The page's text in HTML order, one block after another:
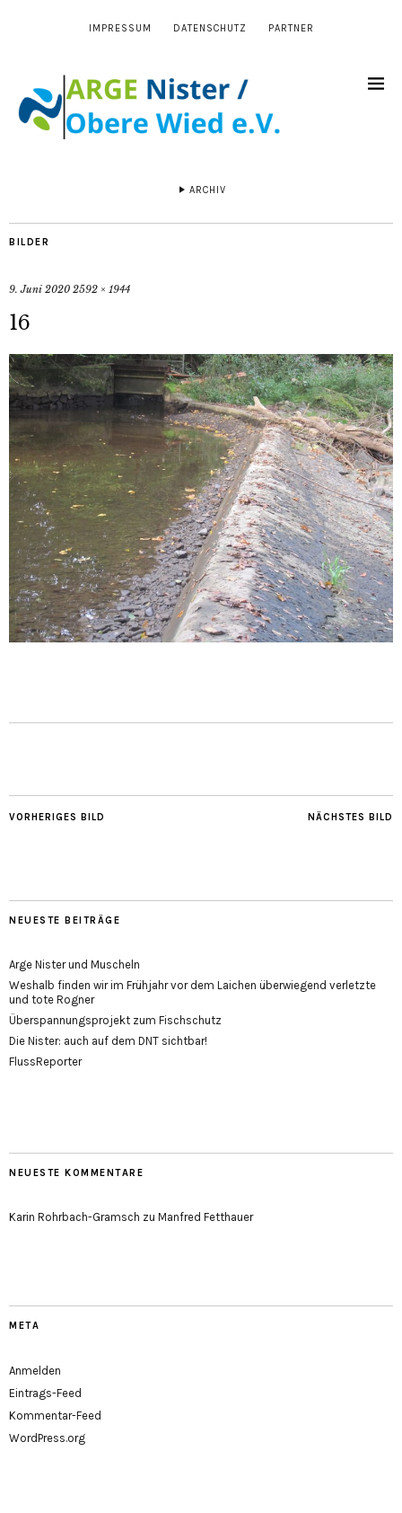
IMPRESSUM DATENSCHUTZ PARTNER
ARCHIV
BILDER
9. Juni 2020 2592 × 1944
16
NÄCHSTES BILD
VORHERIGES BILD
NEUESTE BEITRÄGE
Arge Nister und Muscheln
Weshalb finden wir im Frühjahr vor dem Laichen überwiegend verletzte
und tote Rogner
Überspannungsprojekt zum Fischschutz
Die Nister: auch auf dem DNT sichtbar!
FlussReporter
NEUESTE KOMMENTARE
Karin Rohrbach-Gramsch zu Manfred Fetthauer
META
Anmelden
Eintrags-Feed
Kommentar-Feed
WordPress.org